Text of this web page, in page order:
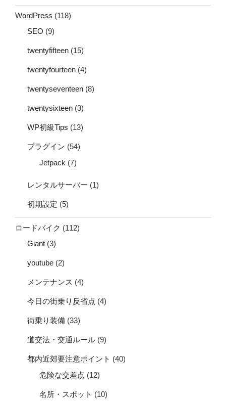
WordPress (118)
SEO (9)
twentyfifteen (15)
twentyfourteen (4)
twentyseventeen (8)
twentysixteen (3)
WP初級Tips (13)
プラグイン (54)
Jetpack (7)
レンタルサーバー (1)
初期設定 (5)
ロードバイク (112)
Giant (3)
youtube (2)
メンテナンス (4)
今日の街乗り反省点 (4)
街乗り装備 (33)
道交法・交通ルール (9)
都内近郊要注意ポイント (40)
危険な交差点 (12)
名所・スポット (10)